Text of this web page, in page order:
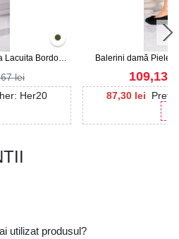
Lacuita Bordo
Her20
lei
Balerini damă Piele
87,30 lei Pret
109,13
utilizat produsul?